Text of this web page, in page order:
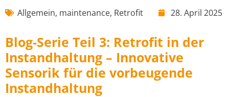
Allgemein, maintenance, Retrofit 28. April 2025
Blog-Serie Teil 3: Retrofit in der
Instandhaltung – Innovative
Sensorik für die vorbeugende
Instandhaltung